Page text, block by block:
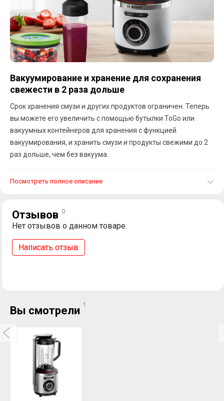
Вакуумирование и хранение для сохранения
свежести в 2 раза дольше
Срок хранения смузи и других продуктов ограничен. Теперь
вы можете его увеличить с помощью бутылки ToGo или
вакуумных контейнеров для хранения с функцией
вакуумирования, и хранить смузи и продукты свежими до 2
раз дольше, чем без вакуума.
Посмотреть полное описание
Отзывов 0
Нет отзывов о данном товаре.
Написать отзыв
Вы смотрели 1